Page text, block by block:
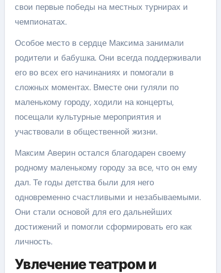
свои первые победы на местных турнирах и
чемпионатах.
Особое место в сердце Максима занимали
родители и бабушка. Они всегда поддерживали
его во всех его начинаниях и помогали в
сложных моментах. Вместе они гуляли по
маленькому городу, ходили на концерты,
посещали культурные мероприятия и
участвовали в общественной жизни.
Максим Аверин остался благодарен своему
родному маленькому городу за все, что он ему
дал. Те годы детства были для него
одновременно счастливыми и незабываемыми.
Они стали основой для его дальнейших
достижений и помогли сформировать его как
личность.
Увлечение театром и